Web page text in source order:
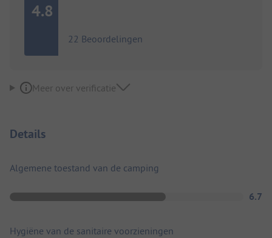
4.8
22 Beoordelingen
Meer over verificatie
Details
Algemene toestand van de camping
6.7
Hygiëne van de sanitaire voorzieningen